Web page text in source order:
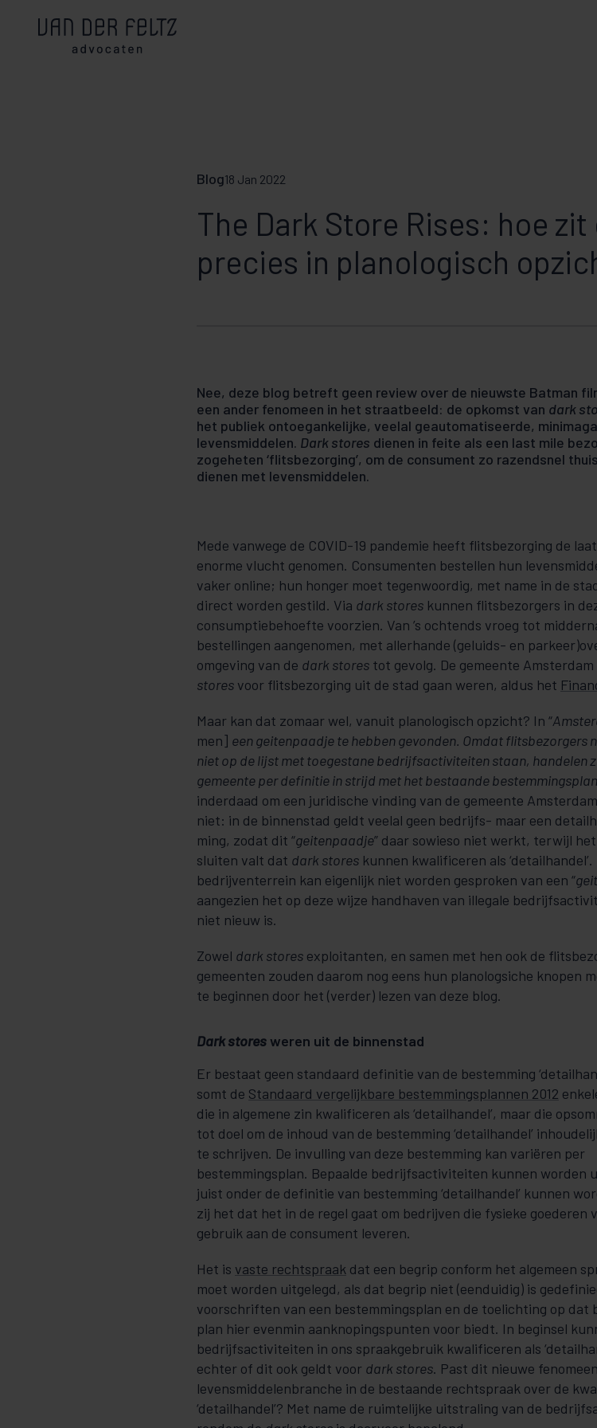
Blog18 Jan 2022
The Dark Store Rises: hoe zit
precies in planologisch
Nee, deze blog betreft geen review over de nieuwste Batman
een ander feno­meen in het straatbeeld: de opkomst van dark
het publiek ontoegankelijke, veelal ge­au­tomatiseerde,
levensmiddelen. Dark stores dienen in feite als een last mile
zogeheten ‘flitsbezorging’, om de consument zo razendsnel
die­nen met levensmiddelen.
Mede vanwege de COVID-19 pandemie heeft flitsbezorging de
enorme vlucht geno­men. Consumenten bestellen hun
vaker online; hun honger moet te­­genwoor­dig, met name in de
direct worden gestild. Via dark stores kun­nen flits­be­zorgers in
consumptiebehoefte voorzien. Van ’s ochtends vroeg tot
be­stel­lin­gen aangenomen, met allerhande (geluids- en
omgeving van de dark stores tot gevolg. De gemeente
stores voor flitsbezorging uit de stad gaan weren, aldus het
Maar kan dat zomaar wel, vanuit planologisch opzicht? In “
men] een gei­tenpaad­je te heb­­­ben ge­vonden. Omdat flitsbezorgers
niet op de lijst met toe­­gestane bedrijfs­ac­­tivi­tei­ten staan, handelen
gemeente per definitie in strijd met het bestaande be­stem­mings­­plan
inderdaad om een juridische vinding van de ge­meen­­te
niet: in de binnenstad geldt veelal geen bedrijfs- maar een
ming, zo­­dat dit “geitenpaad­­je” daar sowieso niet werkt, terwijl
sluiten valt dat dark stores kunnen kwa­­­­li­fi­ceren als
bedrijventerrein kan eigenlijk niet worden gesproken van een “
aangezien het op deze wijze handhaven van illegale
niet nieu­w is.
Zowel dark stores exploitanten, en samen met hen ook de
gemeenten zouden daarom nog eens hun planologsiche knopen
te beginnen door het (verder) lezen van deze blog.
Dark stores weren uit de binnenstad
Er bestaat geen standaard definitie van de bestemming
somt de Standaard vergelijkbare bestemmingsplannen 2012
die in algemene zin kwalificeren als ‘detailhandel’, maar die
tot doel om de inhoud van de bestemming ‘detailhandel’
te schrijven. De invulling van deze bestemming kan variëren per
bestemmingsplan. Bepaalde bedrijfsactiviteiten kunnen worden
juist onder de definitie van bestemming ‘detailhandel’ kunnen
zij het dat het in de regel gaat om bedrijven die fysieke goederen
gebruik aan de consument leveren.
Het is vaste recht­­­spraak dat een begrip conform het algemeen
moet worden uitgelegd, als dat begrip niet (een­duidig) is
voorschrif­ten van een bestem­mings­­­plan en de toelichting op
plan hier evenmin aankno­pings­­punten voor biedt. In be­­­gin­sel
bedrijfsactiviteiten in ons spraakgebruik kwali­fi­ceren als
echter of dit ook geldt voor dark stores. Past dit nieuwe
levensmiddelenbranche in de be­­­staande rechtspraak over de
‘detail­han­­del’? Met name de ruimtelijke uitstraling van de